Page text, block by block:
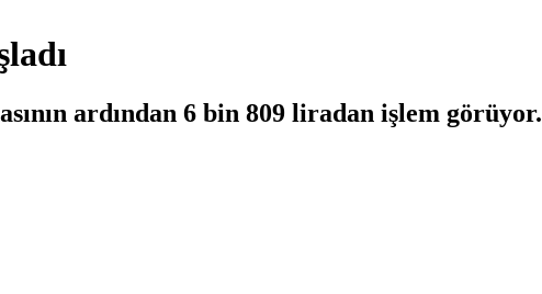
ardından 6 bin 809 liradan işlem görüyor.